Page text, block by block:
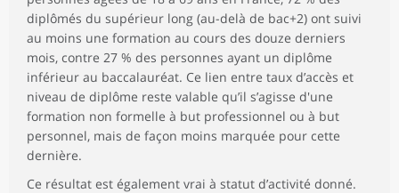
diplômés du supérieur long (au-delà de bac+2) ont suivi
au moins une formation au cours des douze derniers
mois, contre 27 % des personnes ayant un diplôme
inférieur au baccalauréat. Ce lien entre taux d’accès et
niveau de diplôme reste valable qu’il s’agisse d'une
formation non formelle à but professionnel ou à but
personnel, mais de façon moins marquée pour cette
dernière.
Ce résultat est également vrai à statut d’activité donné.